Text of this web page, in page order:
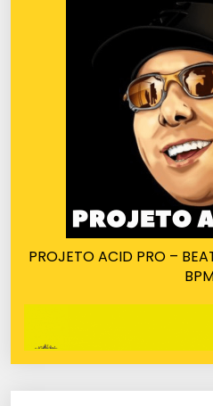
PROJETO ACID PRO –